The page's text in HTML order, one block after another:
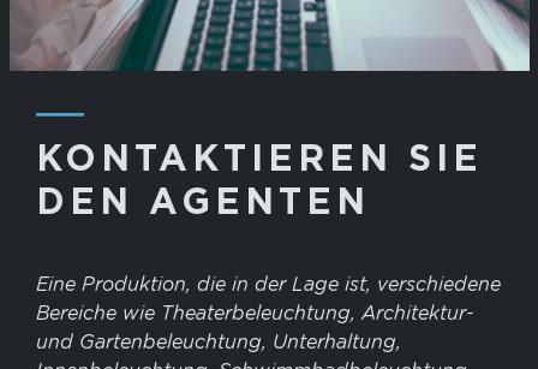
―
KONTAKTIEREN SIE
DEN AGENTEN
Eine Produktion, die in der Lage ist, verschiedene
Bereiche wie Theaterbeleuchtung, Architektur-
und Gartenbeleuchtung, Unterhaltung,